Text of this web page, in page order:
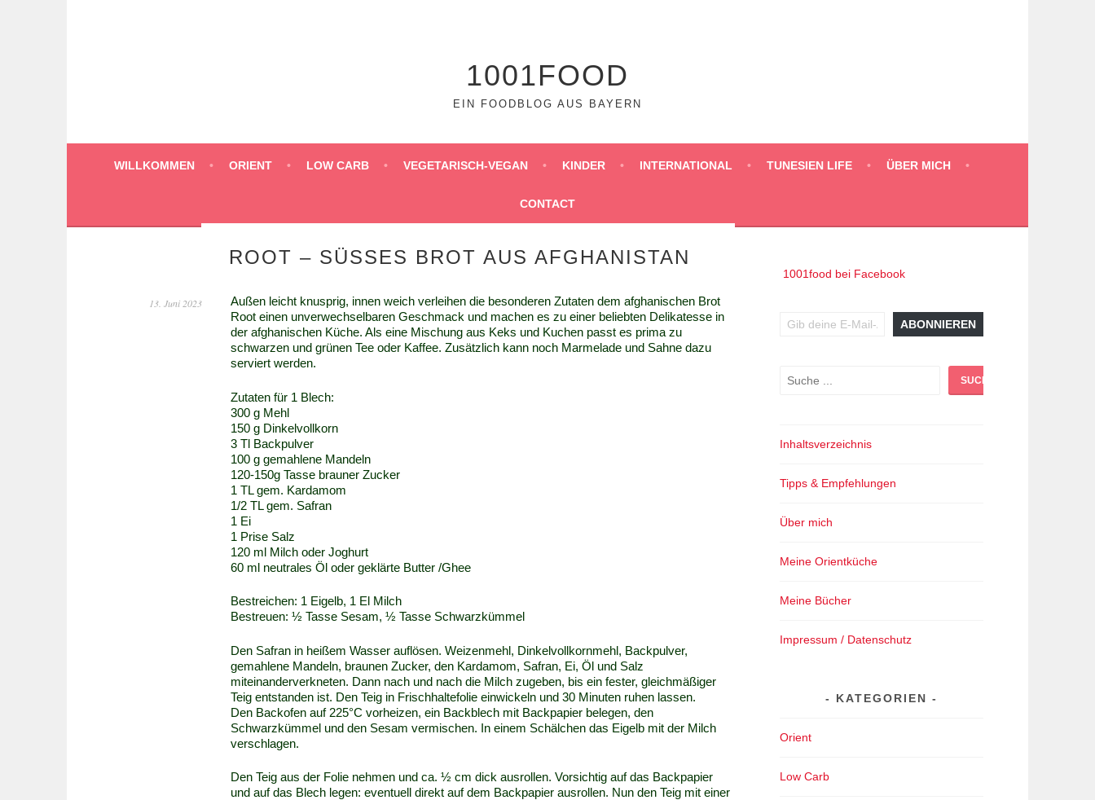
1001FOOD
EIN FOODBLOG AUS BAYERN
WILLKOMMEN ORIENT LOW CARB VEGETARISCH-VEGAN KINDER INTERNATIONAL TUNESIEN LIFE ÜBER MICH
CONTACT
ROOT – SÜSSES BROT AUS AFGHANISTAN
13. Juni 2023
Außen leicht knusprig, innen weich verleihen die besonderen Zutaten dem afghanischen Brot
Root einen unverwechselbaren Geschmack und machen es zu einer beliebten Delikatesse in
der afghanischen Küche. Als eine Mischung aus Keks und Kuchen passt es prima zu
schwarzen und grünen Tee oder Kaffee. Zusätzlich kann noch Marmelade und Sahne dazu
serviert werden.
Zutaten für 1 Blech:
300 g Mehl
150 g Dinkelvollkorn
3 Tl Backpulver
100 g gemahlene Mandeln
120-150g Tasse brauner Zucker
1 TL gem. Kardamom
1/2 TL gem. Safran
1 Ei
1 Prise Salz
120 ml Milch oder Joghurt
60 ml neutrales Öl oder geklärte Butter /Ghee
Bestreichen: 1 Eigelb, 1 El Milch
Bestreuen: ½ Tasse Sesam, ½ Tasse Schwarzkümmel
Den Safran in heißem Wasser auflösen. Weizenmehl, Dinkelvollkornmehl, Backpulver,
gemahlene Mandeln, braunen Zucker, den Kardamom, Safran, Ei, Öl und Salz
miteinanderverkneten. Dann nach und nach die Milch zugeben, bis ein fester, gleichmäßiger
Teig entstanden ist. Den Teig in Frischhaltefolie einwickeln und 30 Minuten ruhen lassen.
Den Backofen auf 225°C vorheizen, ein Backblech mit Backpapier belegen, den
Schwarzkümmel und den Sesam vermischen. In einem Schälchen das Eigelb mit der Milch
verschlagen.
Den Teig aus der Folie nehmen und ca. ½ cm dick ausrollen. Vorsichtig auf das Backpapier
und auf das Blech legen: eventuell direkt auf dem Backpapier ausrollen. Nun den Teig mit einer
1001food bei Facebook
ABONNIEREN
Suchen SUCHEN
Inhaltsverzeichnis
Tipps & Empfehlungen
Über mich
Meine Orientküche
Meine Bücher
Impressum / Datenschutz
KATEGORIEN
Orient
Low Carb